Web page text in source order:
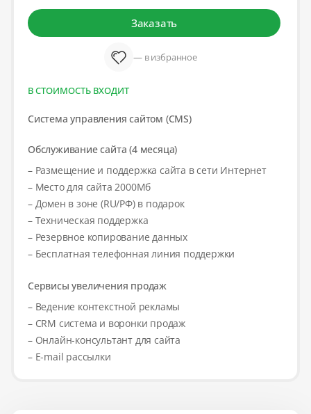
Заказать
— в избранное
В СТОИМОСТЬ ВХОДИТ
Система управления сайтом (CMS)
Обслуживание сайта (4 месяца)
– Размещение и поддержка сайта в сети Интернет
– Место для сайта 2000Мб
– Домен в зоне (RU/РФ) в подарок
– Техническая поддержка
– Резервное копирование данных
– Бесплатная телефонная линия поддержки
Сервисы увеличения продаж
– Ведение контекстной рекламы
– CRM система и воронки продаж
– Онлайн-консультант для сайта
– E-mail рассылки